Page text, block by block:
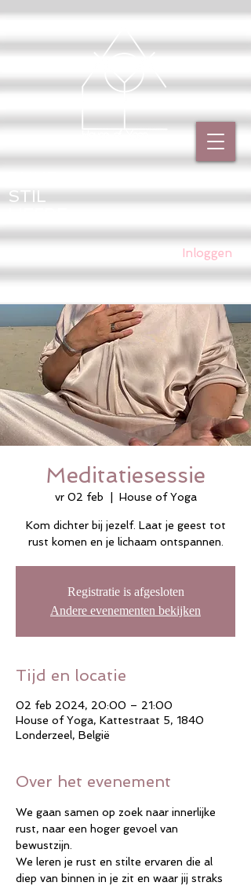
Inloggen
STIL
Meditatiesessie
vr 02 feb House of Yoga
Kom dichter bij jezelf. Laat je geest tot
rust komen en je lichaam ontspannen.
Registratie is afgesloten
Andere evenementen bekijken
Tijd en locatie
02 feb 2024, 20:00 – 21:00
House of Yoga, Kattestraat 5, 1840
Londerzeel, België
Over het evenement
We gaan samen op zoek naar innerlijke
rust, naar een hoger gevoel van
bewustzijn.
We leren je rust en stilte ervaren die al
diep van binnen in je zit en waar jij straks